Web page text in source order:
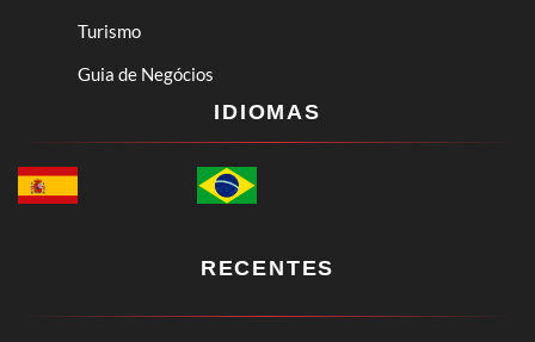
Turismo
Guia de Negócios
IDIOMAS
RECENTES